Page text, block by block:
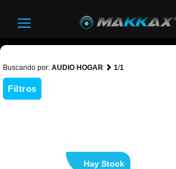
Buscando por: AUDIO HOGAR 1/1
Filtros
Hay Stock